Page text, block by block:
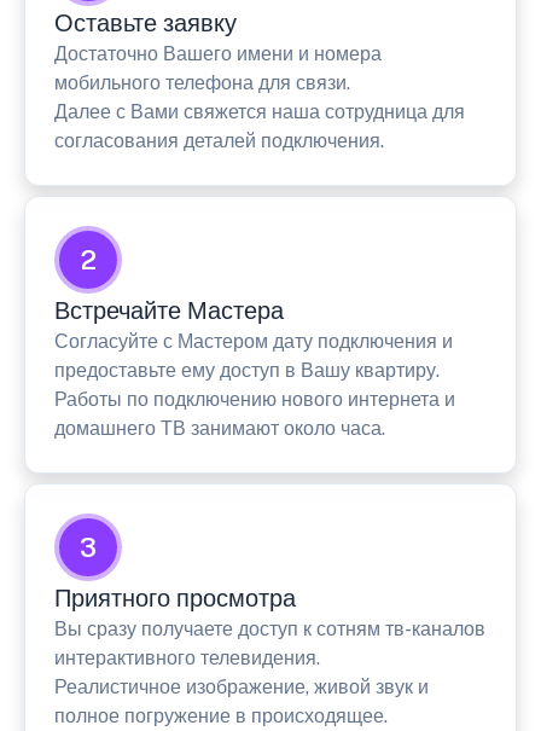
Оставьте заявку
Достаточно Вашего имени и номера
мобильного телефона для связи.
Далее с Вами свяжется наша сотрудница для
согласования деталей подключения.
2
Встречайте Мастера
Согласуйте с Мастером дату подключения и
предоставьте ему доступ в Вашу квартиру.
Работы по подключению нового интернета и
домашнего ТВ занимают около часа.
3
Приятного просмотра
Вы сразу получаете доступ к сотням тв-каналов
интерактивного телевидения.
Реалистичное изображение, живой звук и
полное погружение в происходящее.